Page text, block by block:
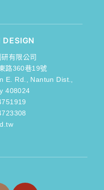
DESIGN
有限公司
路360巷19號
E. Rd., Nantun Dist.,
408024